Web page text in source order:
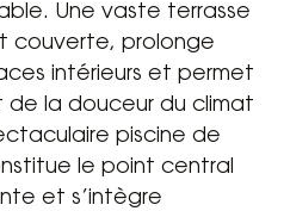
Une vaste terrasse
couverte, prolonge
intérieurs et permet
la douceur du climat
piscine de
le point central
et s’intègre